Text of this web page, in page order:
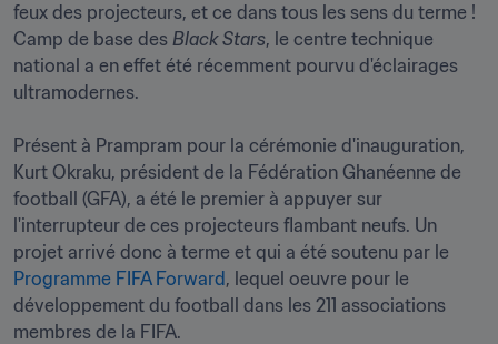
feux des projecteurs, et ce dans tous les sens du terme !
Camp de base des Black Stars, le centre technique
national a en effet été récemment pourvu d'éclairages
ultramodernes.
Présent à Prampram pour la cérémonie d'inauguration,
Kurt Okraku, président de la Fédération Ghanéenne de
football (GFA), a été le premier à appuyer sur
l'interrupteur de ces projecteurs flambant neufs. Un
Programme FIFA Forward , lequel oeuvre pour le
développement du football dans les 211 associations
membres de la FIFA.